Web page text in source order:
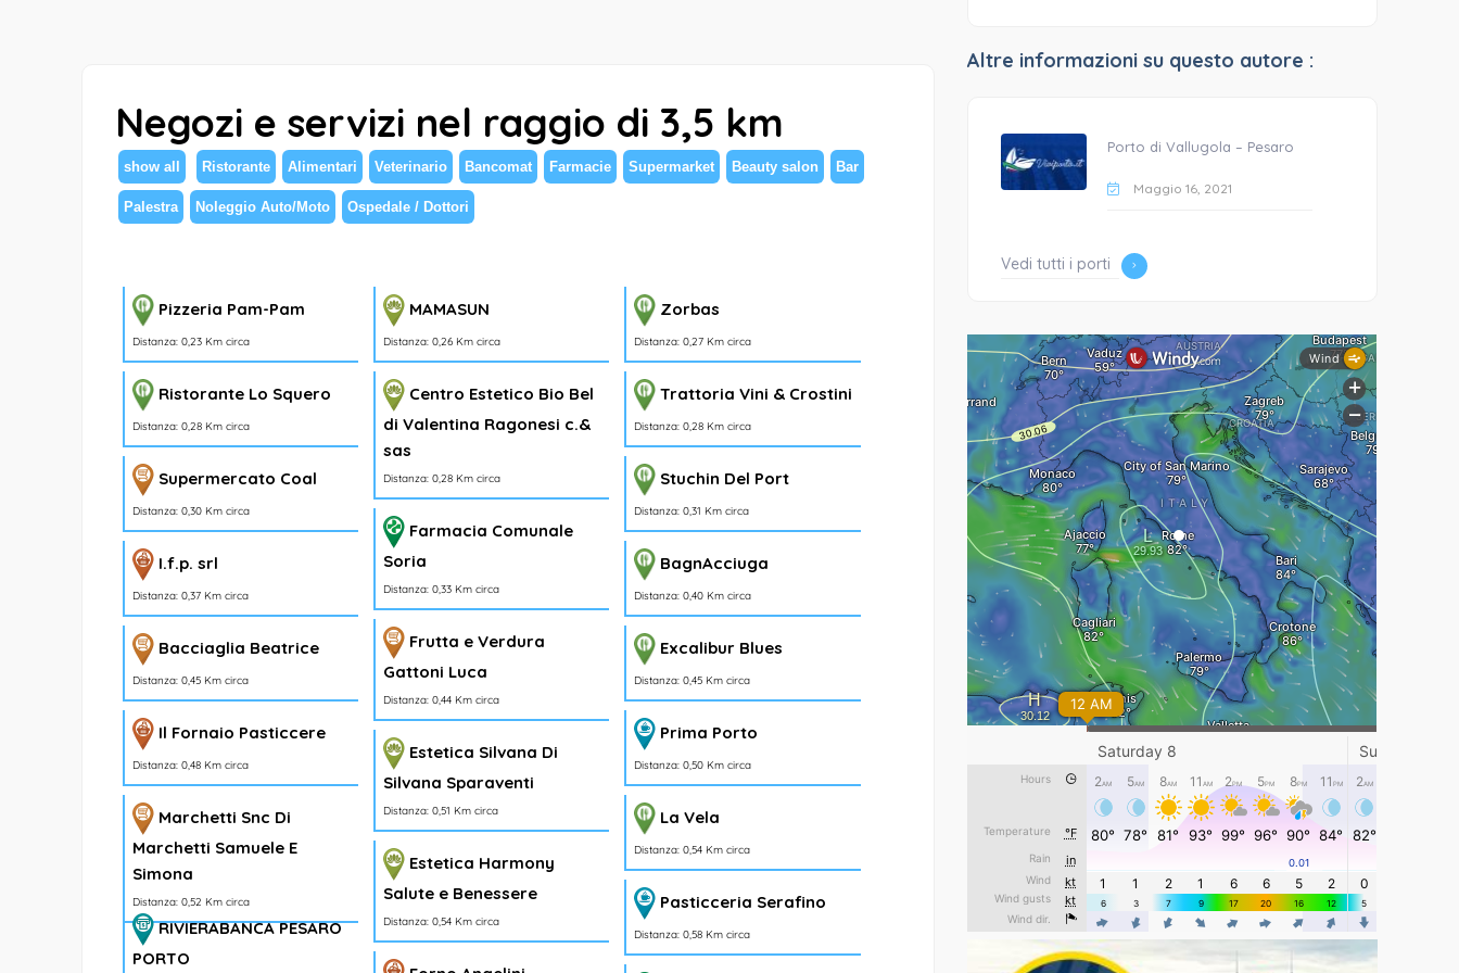
Negozi e servizi nel raggio di 3,5 km
show all Ristorante Alimentari Veterinario Bancomat Farmacie Supermarket Beauty salon Bar
Palestra Noleggio Auto/Moto Ospedale / Dottori
Pizzeria Pam-Pam
Distanza: 0,23 Km circa
MAMASUN
Distanza: 0,26 Km circa
Zorbas
Distanza: 0,27 Km circa
Ristorante Lo Squero
Distanza: 0,28 Km circa
Centro Estetico Bio Bel
di Valentina Ragonesi c.&
sas
Distanza: 0,28 Km circa
Trattoria Vini & Crostini
Distanza: 0,28 Km circa
Supermercato Coal
Distanza: 0,30 Km circa
Stuchin Del Port
Distanza: 0,31 Km circa
Farmacia Comunale
Soria
Distanza: 0,33 Km circa
I.f.p. srl
Distanza: 0,37 Km circa
BagnAcciuga
Distanza: 0,40 Km circa
Frutta e Verdura
Gattoni Luca
Distanza: 0,44 Km circa
Bacciaglia Beatrice
Distanza: 0,45 Km circa
Excalibur Blues
Distanza: 0,45 Km circa
Il Fornaio Pasticcere
Distanza: 0,48 Km circa
Prima Porto
Distanza: 0,50 Km circa
Estetica Silvana Di
Silvana Sparaventi
Distanza: 0,51 Km circa
Marchetti Snc Di
Marchetti Samuele E
Simona
Distanza: 0,52 Km circa
La Vela
Distanza: 0,54 Km circa
Estetica Harmony
Salute e Benessere
Distanza: 0,54 Km circa
Pasticceria Serafino
Distanza: 0,58 Km circa
RIVIERABANCA PESARO
PORTO
Altre informazioni su questo autore :
Porto di Vallugola – Pesaro
Maggio 16, 2021
Vedi tutti i porti